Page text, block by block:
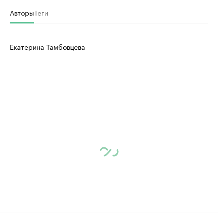
АвторыТеги
Екатерина Тамбовцева